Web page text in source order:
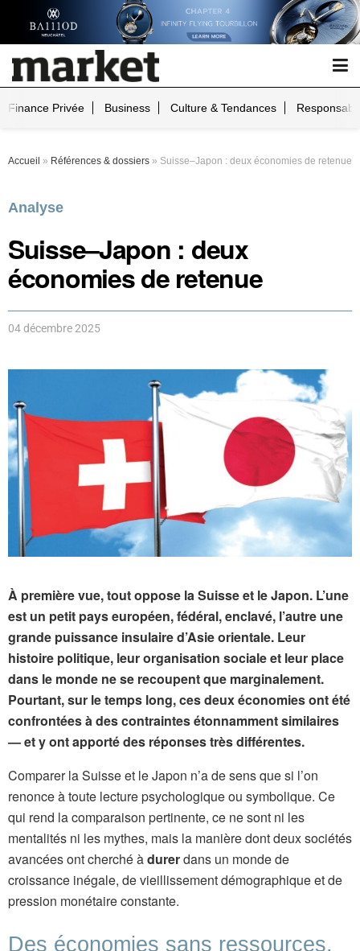
Finance Privée Business Culture & Tendances
Accueil » Références & dossiers » Suisse–Japon : deux économies de retenue
Analyse
Suisse–Japon : deux
économies de retenue
04 décembre 2025
À première vue, tout oppose la Suisse et le Japon. L’une
est un petit pays européen, fédéral, enclavé, l’autre une
grande puissance insulaire d’Asie orientale. Leur
histoire politique, leur organisation sociale et leur place
dans le monde ne se recoupent que marginalement.
Pourtant, sur le temps long, ces deux économies ont été
confrontées à des contraintes étonnamment similaires
— et y ont apporté des réponses très différentes.
Comparer la Suisse et le Japon n’a de sens que si l’on
renonce à toute lecture psychologique ou symbolique. Ce
qui rend la comparaison pertinente, ce ne sont ni les
mentalités ni les mythes, mais la manière dont deux sociétés
avancées ont cherché àdurerdans un monde de
croissance inégale, de vieillissement démographique et de
pression monétaire constante.
Des économies sans ressources,